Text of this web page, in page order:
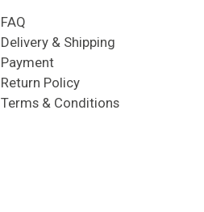
FAQ
Delivery & Shipping
Payment
Return Policy
Terms & Conditions